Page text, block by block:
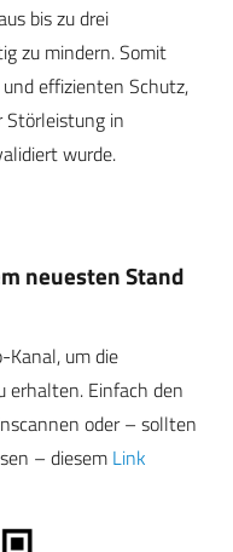
bis zu drei
zu mindern. Somit
effizienten Schutz,
in
wurde.
neuesten Stand
Kanal, um die
erhalten. Einfach den
oder – sollten
– diesem Link